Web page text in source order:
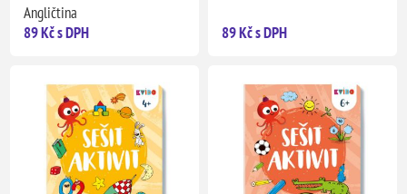
Angličtina
89 Kč s DPH
89 Kč s DPH